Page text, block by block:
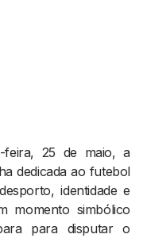
feira, 25 de maio, a
dedicada ao futebol
identidade e
momento simbólico
para disputar o